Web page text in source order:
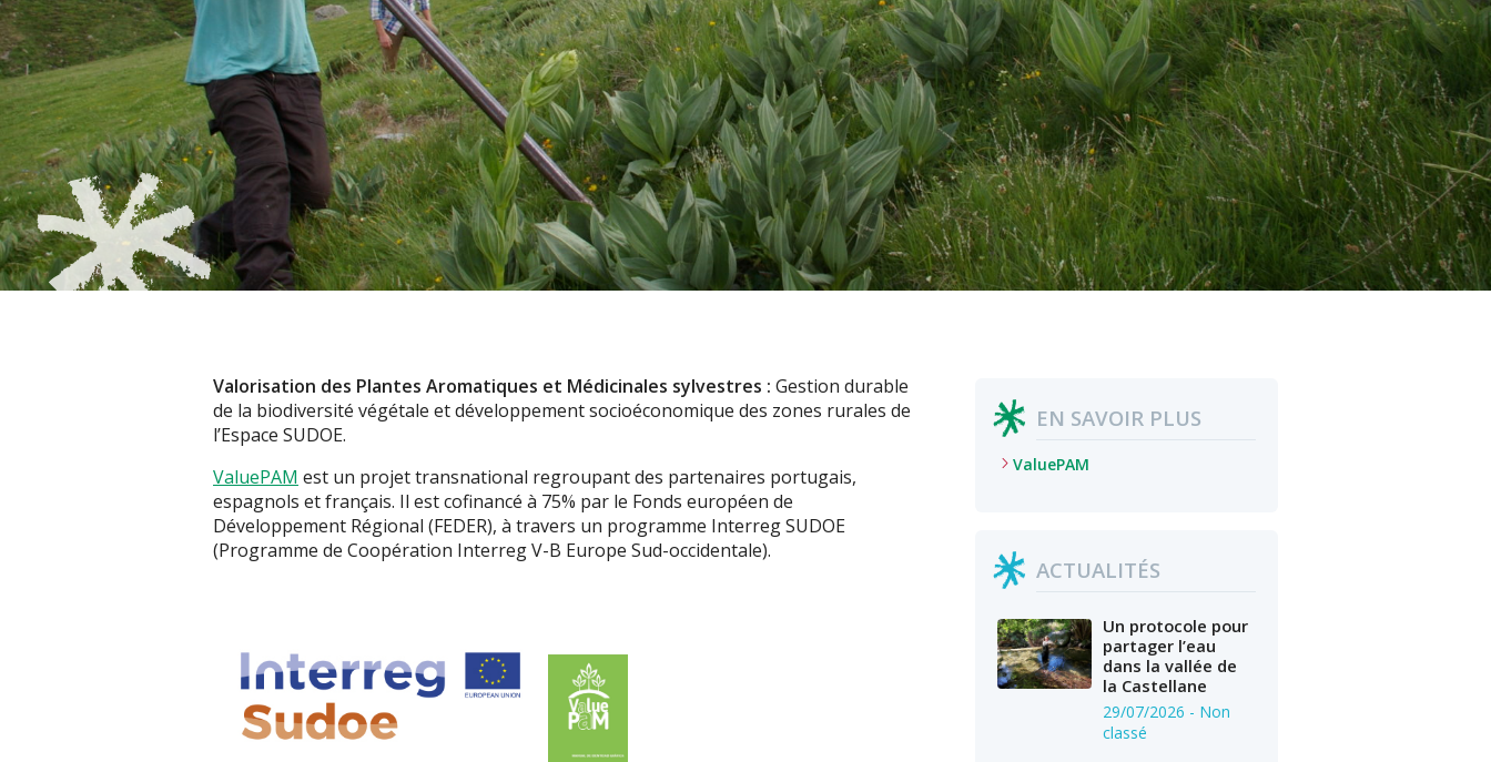
Valorisation des Plantes Aromatiques et Médicinales sylvestres : Gestion durable
de la biodiversité végétale et développement socioéconomique des zones rurales de
l’Espace SUDOE.
ValuePAM est un projet transnational regroupant des partenaires portugais,
espagnols et français. Il est cofinancé à 75% par le Fonds européen de
Développement Régional (FEDER), à travers un programme Interreg SUDOE
(Programme de Coopération Interreg V-B Europe Sud-occidentale).
EN SAVOIR PLUS
ValuePAM
ACTUALITÉS
Un protocole pour
partager l’eau
dans la vallée de
la Castellane
29/07/2026 - Non
classé